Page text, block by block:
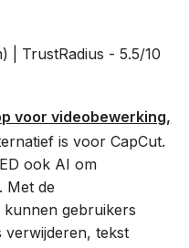
| TrustRadius - 5.5/10
voor videobewerking,
is voor CapCut.
ook AI om
Met de
kunnen gebruikers
tekst